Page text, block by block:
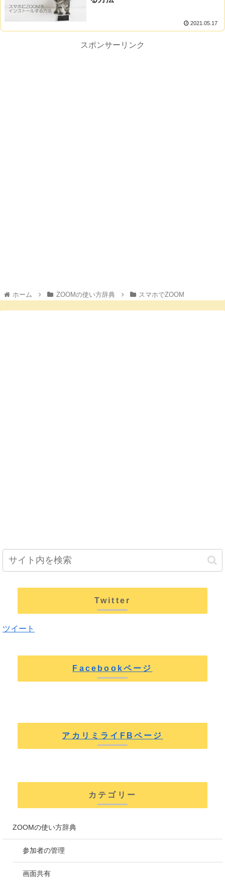
2021.05.17
スポンサーリンク
ホーム ZOOMの使い方辞典 スマホでZOOM
Twitter
ツイート
Facebookページ
アカリミライFBページ
カテゴリー
ZOOMの使い方辞典
参加者の管理
画面共有